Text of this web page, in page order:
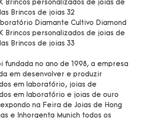
fundada no ano de 1998, a empresa
em desenvolver e produzir
em laboratório, joias de
em laboratório e joias de ouro
expondo na Feira de Joias de Hong
e Inhorgenta Munich todos os